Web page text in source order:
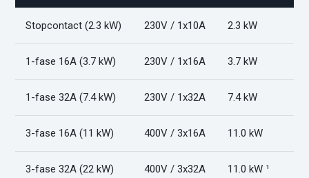
Stopcontact (2.3 kW) 230V / 1x10A 2.3 kW
1-fase 16A (3.7 kW) 230V / 1x16A 3.7 kW
1-fase 32A (7.4 kW) 230V / 1x32A 7.4 kW
3-fase 16A (11 kW) 400V / 3x16A 11.0 kW
3-fase 32A (22 kW) 400V / 3x32A 11.0 kW ¹